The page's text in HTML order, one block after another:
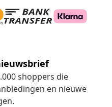
shoppers die
en nieuwe